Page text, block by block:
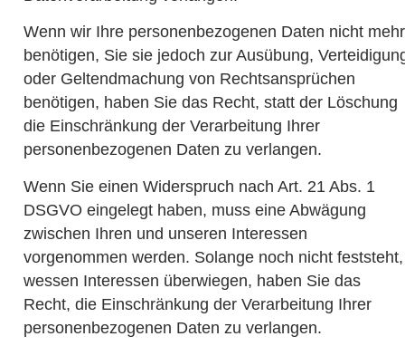
Wenn wir Ihre personenbezogenen Daten nicht mehr
benötigen, Sie sie jedoch zur Ausübung,
oder Geltendmachung von Rechtsansprüchen
benötigen, haben Sie das Recht, statt der Löschung
die Einschränkung der Verarbeitung Ihrer
personenbezogenen Daten zu verlangen.
Wenn Sie einen Widerspruch nach Art. 21 Abs. 1
DSGVO eingelegt haben, muss eine Abwägung
zwischen Ihren und unseren Interessen
vorgenommen werden. Solange noch nicht feststeht,
wessen Interessen überwiegen, haben Sie das
Recht, die Einschränkung der Verarbeitung Ihrer
personenbezogenen Daten zu verlangen.